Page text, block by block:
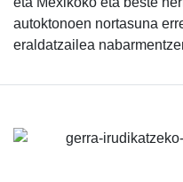
autoktonoen nortasuna
eraldatzailea